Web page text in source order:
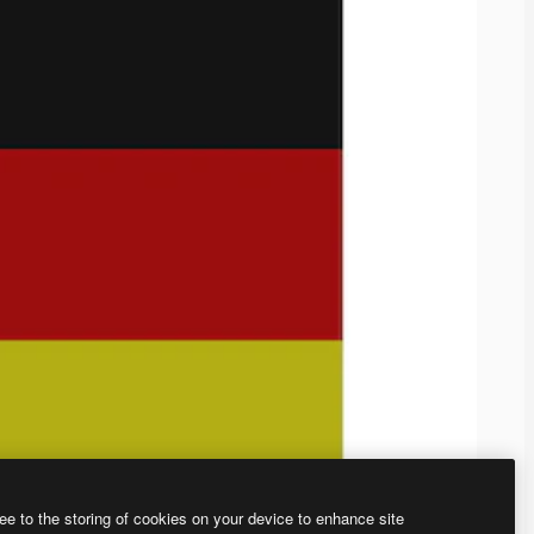
to the storing of cookies on your device to enhance site